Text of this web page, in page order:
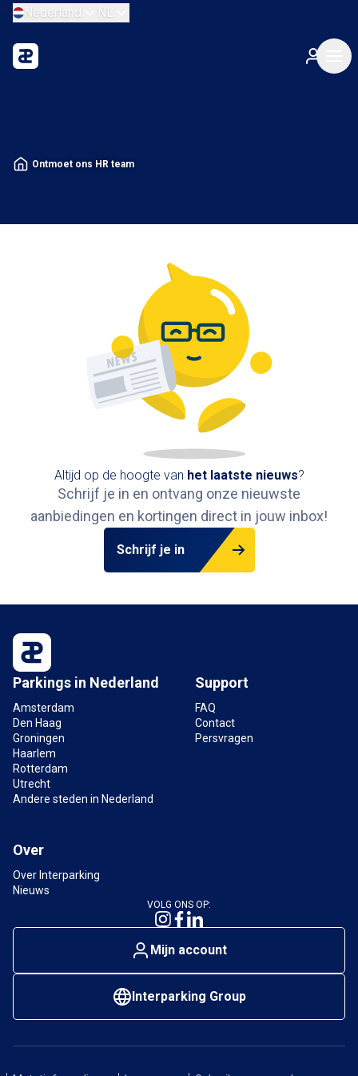
Nederland NL
Ontmoet ons HR team
Altijd op de hoogte van het laatste nieuws?
Schrijf je in en ontvang onze nieuwste
aanbiedingen en kortingen direct in jouw inbox!
Schrijf je in
Parkings in Nederland
Amsterdam
Den Haag
Groningen
Haarlem
Rotterdam
Utrecht
Andere steden in Nederland
Support
FAQ
Contact
Persvragen
Over
Over Interparking
Nieuws
VOLG ONS OP:
Mijn account
Interparking Group